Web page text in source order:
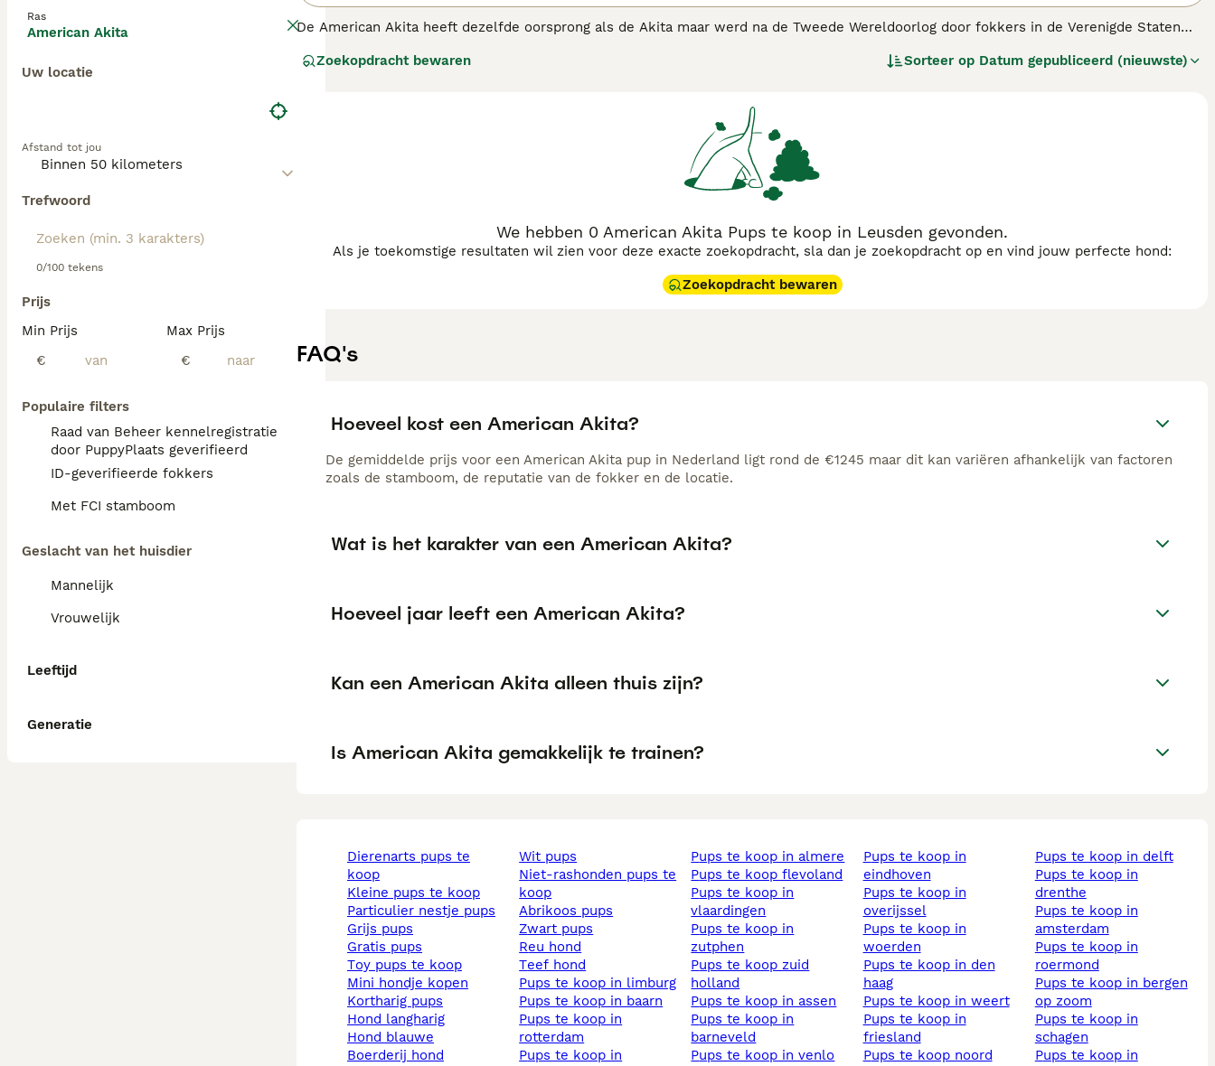
Ras
American Akita
Uw locatie
Afstand tot jou
Trefwoord
0/100 tekens
Prijs
Min Prijs
€
Max Prijs
€
Populaire filters
Raad van Beheer kennelregistratie
door PuppyPlaats geverifieerd
ID-geverifieerde fokkers
Met FCI stamboom
Geslacht van het huisdier
Mannelijk
Vrouwelijk
Leeftijd
Generatie
De American Akita heeft dezelfde oorsprong als de Akita maar werd na de Tweede Wereldoorlog door fokkers in de Verenigde Staten
hoogte van 71 cm.
Zoekopdracht bewaren Sorteer op Datum gepubliceerd (nieuwste)
We hebben 0 American Akita Pups te koop in Leusden gevonden.
Als je toekomstige resultaten wil zien voor deze exacte zoekopdracht, sla dan je zoekopdracht op en vind jouw perfecte hond:
Zoekopdracht bewaren
FAQ's
Hoeveel kost een American Akita?
De gemiddelde prijs voor een American Akita pup in Nederland ligt rond de €1245 maar dit kan variëren afhankelijk van factoren
zoals de stamboom, de reputatie van de fokker en de locatie.
Wat is het karakter van een American Akita?
Hoeveel jaar leeft een American Akita?
Kan een American Akita alleen thuis zijn?
Is American Akita gemakkelijk te trainen?
dierenarts pups te
koop
kleine pups te koop
particulier nestje pups
grijs pups
gratis pups
toy pups te koop
mini hondje kopen
kortharig pups
hond langharig
hond blauwe
boerderij hond
wit pups
niet-rashonden pups te
koop
abrikoos pups
zwart pups
reu hond
teef hond
pups te koop in limburg
pups te koop in baarn
pups te koop in
rotterdam
pups te koop in
pups te koop in almere
pups te koop flevoland
pups te koop in
vlaardingen
pups te koop in
zutphen
pups te koop zuid
holland
pups te koop in assen
pups te koop in
barneveld
pups te koop in venlo
pups te koop in
eindhoven
pups te koop in
overijssel
pups te koop in
woerden
pups te koop in den
haag
pups te koop in weert
pups te koop in
friesland
pups te koop noord
pups te koop in delft
pups te koop in
drenthe
pups te koop in
amsterdam
pups te koop in
roermond
pups te koop in bergen
op zoom
pups te koop in
schagen
pups te koop in